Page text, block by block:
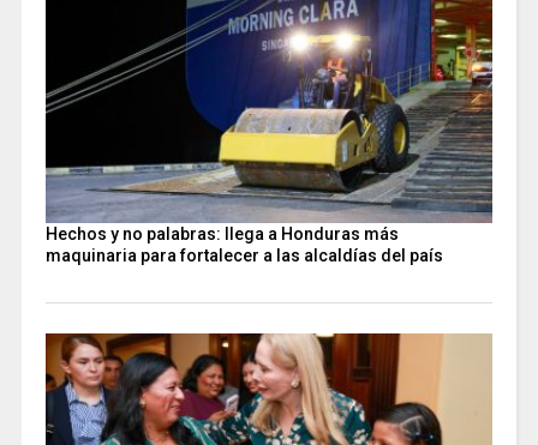
Hechos y no palabras: llega a Honduras más
maquinaria para fortalecer a las alcaldías del país